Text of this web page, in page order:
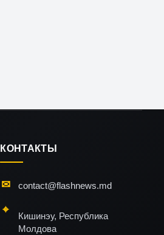
КОНТАКТЫ
contact@flashnews.md
Кишинэу, Республика
Молдова